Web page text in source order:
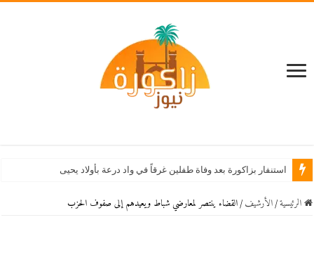
استنفار بزاكورة بعد وفاة طفلين غرقاً في واد درعة بأولاد يحيى لكراير
الرئيسية / اﻷرشيف / القضاء ينتصر لمعارضي شباط ويعيدهم إلى صفوف الحزب